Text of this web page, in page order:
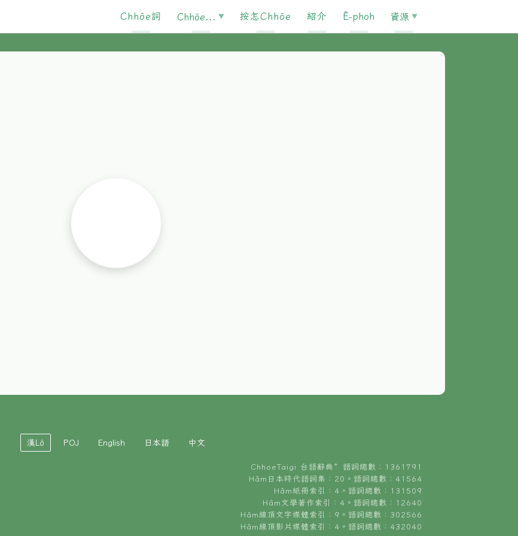
Chhōe詞 Chhōe... 按怎Chhōe 紹介 È-phoh 資源
漢Lô POJ English 日本語 中文
ChhoeTaigi 台語辭典⁺ 語詞總數：1361791
Hâm日本時代語詞集：20。語詞總數：41564
Hâm紙冊索引：4。語詞總數：131509
Hâm文學著作索引：4。語詞總數：12640
Hâm線頂文字媒體索引：9。語詞總數：302566
Hâm線頂影片媒體索引：4。語詞總數：432040